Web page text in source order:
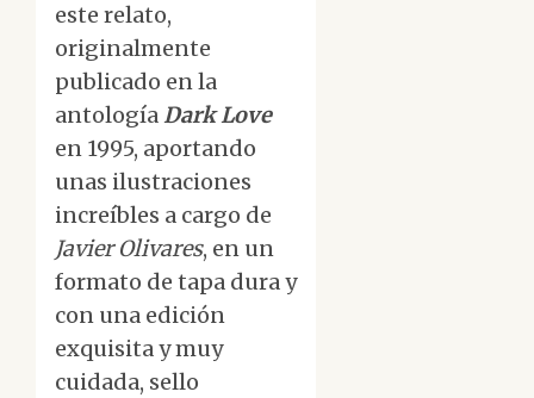
este relato,
originalmente
publicado en la
antologíaDark Love
en 1995, aportando
unas ilustraciones
increíbles a cargo de
Javier Olivares, en un
formato de tapa dura y
con una edición
exquisita y muy
cuidada, sello